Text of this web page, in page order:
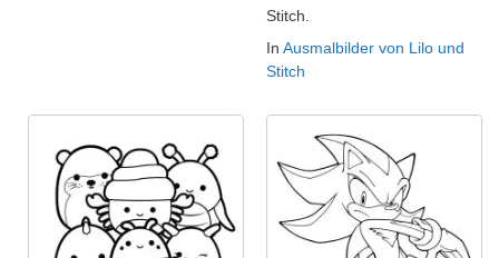
Stitch.
In Ausmalbilder von Lilo und
Stitch